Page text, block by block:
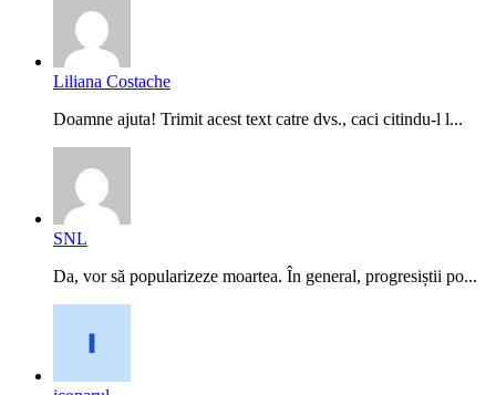
Liliana Costache
Doamne ajuta! Trimit acest text catre dvs., caci citindu-l l...
SNL
Da, vor să popularizeze moartea. În general, progresiștii po...